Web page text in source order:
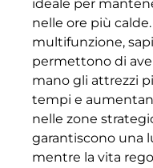
ideale per
nelle ore più
multifunzione,
permettono di
mano gli attrezzi
tempi e
nelle zone
garantiscono una
mentre la vita